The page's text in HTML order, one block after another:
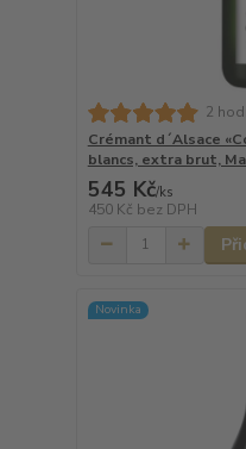
2
Crémant d´Alsace
blancs, extra brut,
545 Kč/ks
450 Kč bez DPH
Novinka